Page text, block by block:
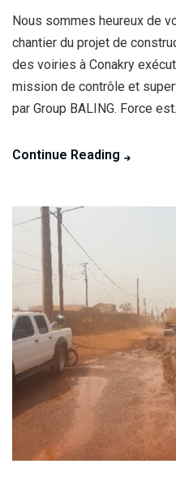
Nous sommes heureux de
chantier du projet de
des voiries à Conakry
mission de contrôle et
par Group BALING. Force
Continue Reading